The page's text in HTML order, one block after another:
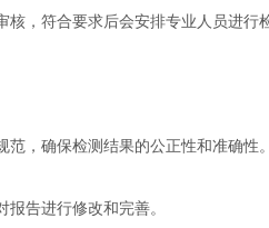
，符合要求后会安排专业人员进行
，确保检测结果的公正性和准确性。
告进行修改和完善。